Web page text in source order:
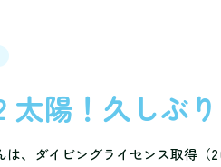
太陽！久しぶり
、ダイビングライセンス取得（2